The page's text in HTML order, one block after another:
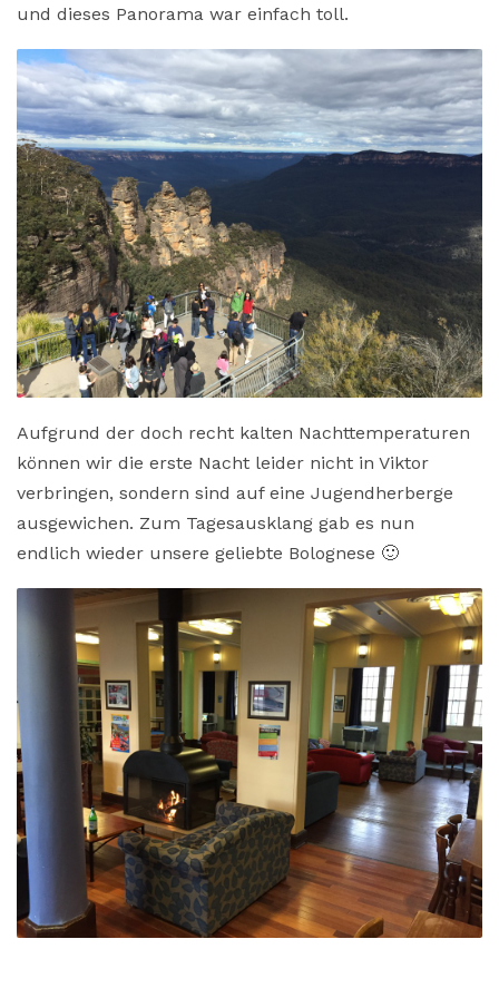
und dieses Panorama war einfach toll.
Aufgrund der doch recht kalten Nachttemperaturen
können wir die erste Nacht leider nicht in Viktor
verbringen, sondern sind auf eine Jugendherberge
ausgewichen. Zum Tagesausklang gab es nun
endlich wieder unsere geliebte Bolognese 🙂